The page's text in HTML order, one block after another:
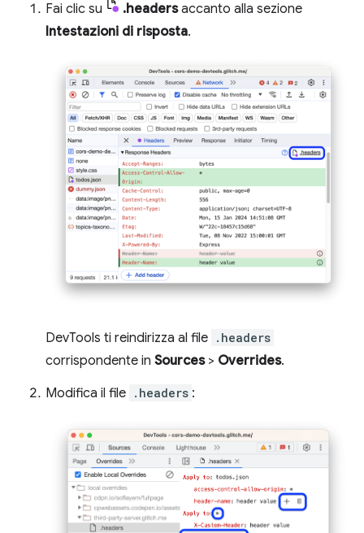
Fai clic su .headersaccanto alla sezione
Intestazioni di risposta.
DevTools ti reindirizza al file .headers
corrispondente in Sources> Overrides.
Modifica il file .headers :